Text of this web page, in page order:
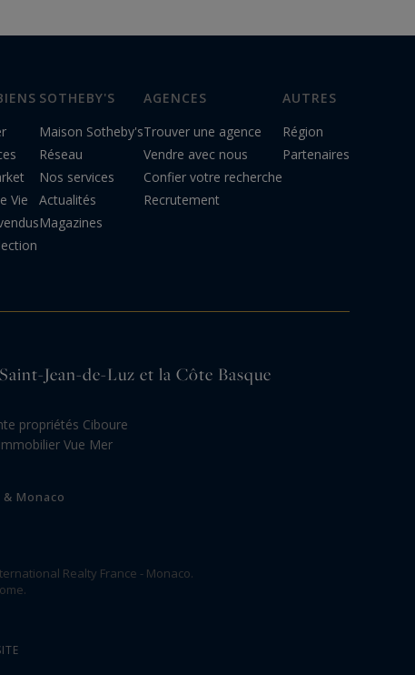
Vie
SOTHEBY'S
Maison Sotheby's
Réseau
Nos services
Actualités
Magazines
AGENCES
Trouver une agence
Vendre avec nous
Confier votre recherche
Recrutement
AUTRES
Région
Partenaires
Jean-de-Luz et la Côte Basque
propriétés Ciboure
Immobilier Vue Mer
Monaco
Realty France - Monaco.